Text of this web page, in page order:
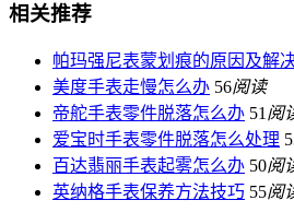
相关推荐
帕玛强尼表蒙划痕的原因及解
美度手表走慢怎么办 56阅读
帝舵手表零件脱落怎么办 51 阅
爱宝时手表零件脱落怎么处理
百达翡丽手表起雾怎么办 50阅
英纳格手表保养方法技巧 55阅